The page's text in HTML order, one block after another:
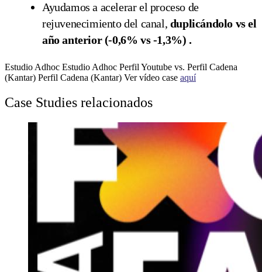
Ayudamos a acelerar el proceso de
rejuvenecimiento del canal, duplicándolo vs el
año anterior (-0,6% vs -1,3%) .
Estudio Adhoc Estudio Adhoc Perfil Youtube vs. Perfil Cadena
(Kantar) Perfil Cadena (Kantar) Ver vídeo case aquí
Case Studies relacionados